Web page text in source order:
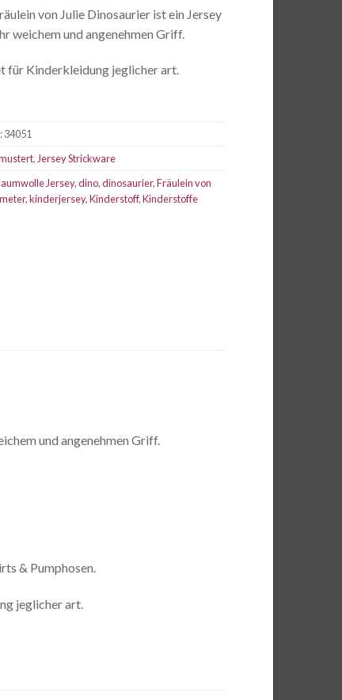
von Julie Dinosaurier ist ein Jersey
weichem und angenehmen Griff.
für Kinderkleidung jeglicher art.
34051
, Jersey Strickware
Jersey,dino,dinosaurier,Fräulein von
,kinderjersey,Kinderstoff,Kinderstoffe
und angenehmen Griff.
& Pumphosen.
jeglicher art.